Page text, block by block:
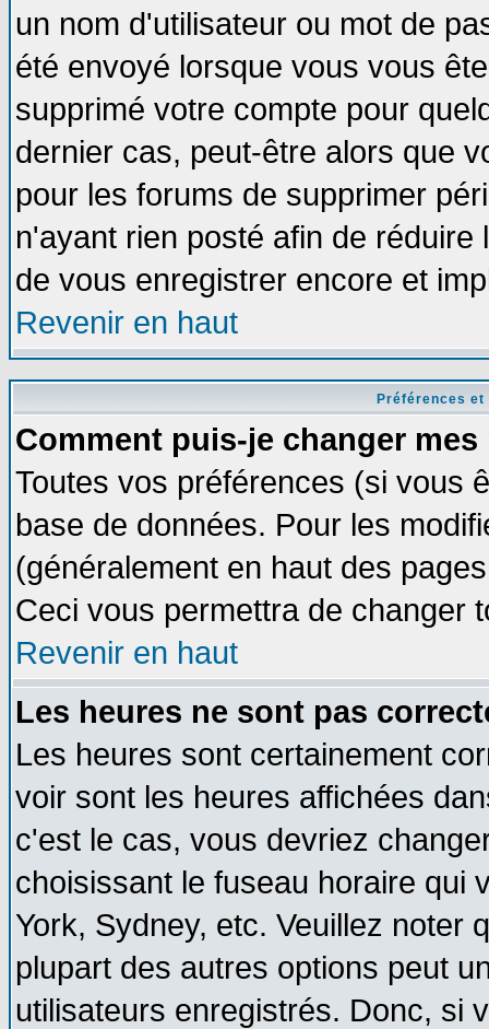
un nom d'utilisateur ou mot de
été envoyé lorsque vous vous
supprimé votre compte pour
dernier cas, peut-être alors que
pour les forums de supprimer
n'ayant rien posté afin de
de vous enregistrer encore et
Revenir en haut
Préférences
Comment puis-je changer mes
Toutes vos préférences (si vous
base de données. Pour les
(généralement en haut des
Ceci vous permettra de changer
Revenir en haut
Les heures ne sont pas
Les heures sont certainement
voir sont les heures affichées
c'est le cas, vous devriez
choisissant le fuseau horaire qui
York, Sydney, etc. Veuillez noter
plupart des autres options peut
utilisateurs enregistrés. Donc, si